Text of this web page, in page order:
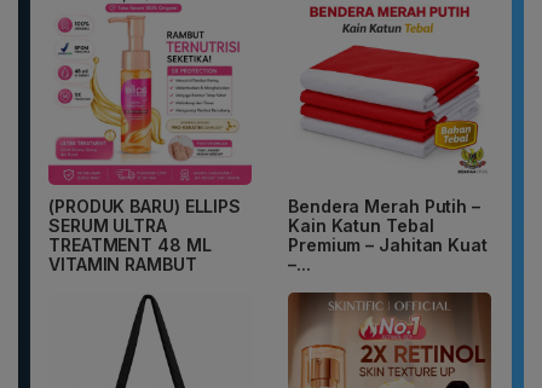
(PRODUK BARU) ELLIPS
SERUM ULTRA
TREATMENT 48 ML
VITAMIN RAMBUT
Bendera Merah Putih –
Kain Katun Tebal
Premium – Jahitan Kuat
–...